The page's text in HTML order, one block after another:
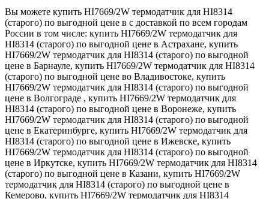
Вы можете купить HI7669/2W термодатчик для HI8314
(старого) по выгодной цене в с доставкой по всем городам
России в том числе: купить HI7669/2W термодатчик для
HI8314 (старого) по выгодной цене в Астрахане, купить
HI7669/2W термодатчик для HI8314 (старого) по выгодной
цене в Барнауле, купить HI7669/2W термодатчик для HI8314
(старого) по выгодной цене во Владивостоке, купить
HI7669/2W термодатчик для HI8314 (старого) по выгодной
цене в Волгограде , купить HI7669/2W термодатчик для
HI8314 (старого) по выгодной цене в Воронеже, купить
HI7669/2W термодатчик для HI8314 (старого) по выгодной
цене в Екатеринбурге, купить HI7669/2W термодатчик для
HI8314 (старого) по выгодной цене в Ижевске, купить
HI7669/2W термодатчик для HI8314 (старого) по выгодной
цене в Иркутске, купить HI7669/2W термодатчик для HI8314
(старого) по выгодной цене в Казани, купить HI7669/2W
термодатчик для HI8314 (старого) по выгодной цене в
Кемерово, купить HI7669/2W термодатчик для HI8314